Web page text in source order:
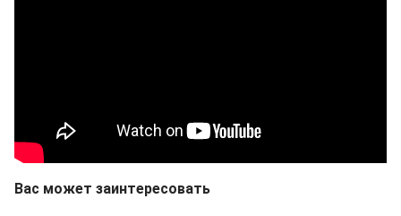
Вас может заинтересовать